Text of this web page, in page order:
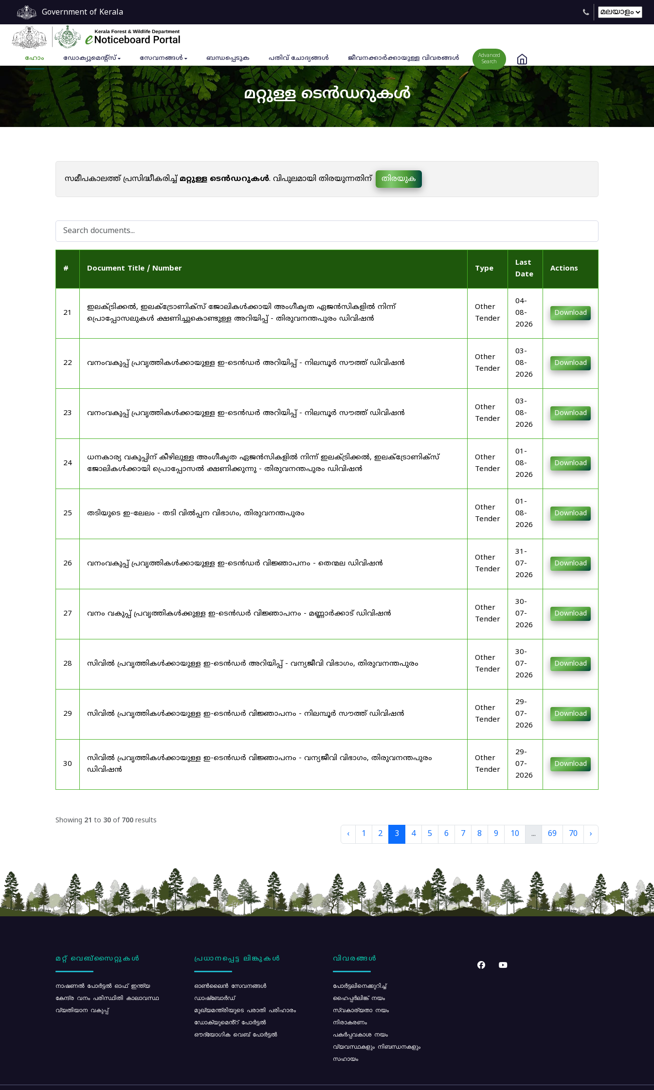
Government of Kerala
ഹോം ഡോക്യുമെൻ്റ്സ് സേവനങ്ങൾ ബന്ധപ്പെടുക പതിവ് ചോദ്യങ്ങൾ ജീവനക്കാര്‍ക്കായുള്ള വിവരങ്ങള്‍
Advanced
Search
മറ്റുള്ള ടെൻഡറുകൾ
സമീപകാലത്ത് പ്രസിദ്ധീകരിച്ച്മറ്റുള്ള ടെൻഡറുകൾ. വിപുലമായി തിരയുന്നതിന് തിരയുക
# Document Title / Number Type
Last
Date
Actions
21
ഇലക്ട്രിക്കൽ, ഇലക്ട്രോണിക്സ് ജോലികൾക്കായി അംഗീകൃത ഏജൻസികളിൽ നിന്ന്
പ്രൊപ്പോസലുകൾ ക്ഷണിച്ചുകൊണ്ടുള്ള അറിയിപ്പ് - തിരുവനന്തപുരം ഡിവിഷൻ
Other
Tender
04-
08-
2026
Download
22 വനംവകുപ്പ് പ്രവൃത്തികൾക്കായുള്ള ഇ-ടെൻഡർ അറിയിപ്പ് - നിലമ്പൂർ സൗത്ത് ഡിവിഷൻ
Other
Tender
03-
08-
2026
Download
23 വനംവകുപ്പ് പ്രവൃത്തികൾക്കായുള്ള ഇ-ടെൻഡർ അറിയിപ്പ് - നിലമ്പൂർ സൗത്ത് ഡിവിഷൻ
Other
Tender
03-
08-
2026
Download
24
ധനകാര്യ വകുപ്പിന് കീഴിലുള്ള അംഗീകൃത ഏജൻസികളിൽ നിന്ന് ഇലക്ട്രിക്കൽ, ഇലക്ട്രോണിക്സ്
ജോലികൾക്കായി പ്രൊപ്പോസൽ ക്ഷണിക്കുന്നു - തിരുവനന്തപുരം ഡിവിഷൻ
Other
Tender
01-
08-
2026
Download
25 തടിയുടെ ഇ-ലേലം - തടി വിൽപ്പന വിഭാഗം, തിരുവനന്തപുരം
Other
Tender
01-
08-
2026
Download
26 വനംവകുപ്പ് പ്രവൃത്തികൾക്കായുള്ള ഇ-ടെൻഡർ വിജ്ഞാപനം - തെന്മല ഡിവിഷൻ
Other
Tender
31-
07-
2026
Download
27 വനം വകുപ്പ് പ്രവൃത്തികൾക്കുള്ള ഇ-ടെൻഡർ വിജ്ഞാപനം - മണ്ണാർക്കാട് ഡിവിഷൻ
Other
Tender
30-
07-
2026
Download
28 സിവിൽ പ്രവൃത്തികൾക്കായുള്ള ഇ-ടെൻഡർ അറിയിപ്പ് - വന്യജീവി വിഭാഗം, തിരുവനന്തപുരം
Other
Tender
30-
07-
2026
Download
29 സിവിൽ പ്രവൃത്തികൾക്കായുള്ള ഇ-ടെൻഡർ വിജ്ഞാപനം - നിലമ്പൂർ സൗത്ത് ഡിവിഷൻ
Other
Tender
29-
07-
2026
Download
30
സിവിൽ പ്രവൃത്തികൾക്കായുള്ള ഇ-ടെൻഡർ വിജ്ഞാപനം - വന്യജീവി വിഭാഗം, തിരുവനന്തപുരം
ഡിവിഷൻ
Other
Tender
29-
07-
2026
Download
Showing 21 to 30 of 700 results
‹ 1 2 3 4 5 6 7 8 9 10 ... 69 70 ›
മറ്റ് വെബ്സൈറ്റുകൾ
നാഷണൽ പോർട്ടൽ ഓഫ് ഇന്ത്യ
കേന്ദ്ര വനം പരിസ്ഥിതി കാലാവസ്ഥ
വ്യതിയാന വകുപ്പ്
പ്രധാനപ്പെട്ട ലിങ്കുകൾ
ഓൺലൈൻ സേവനങ്ങൾ
ഡാഷ്ബോർഡ്
മുഖ്യമന്ത്രിയുടെ പരാതി പരിഹാരം
ഡോക്യുമെൻ്റ് പോർട്ടൽ
ഔദ്യോഗിക വെബ് പോർട്ടൽ
വിവരങ്ങൾ
പോര്‍ട്ടലിനെക്കുറിച്ച്
ഹൈപ്പർലിങ്ക് നയം
സ്വകാര്യതാ നയം
നിരാകരണം
പകർപ്പവകാശ നയം
വ്യവസ്ഥകളും നിബന്ധനകളും
സഹായം